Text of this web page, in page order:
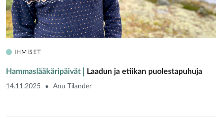
IHMISET
Hammaslääkäripäivät Laadun ja etiikan puolestapuhuja
14.11.2025 Anu Tilander